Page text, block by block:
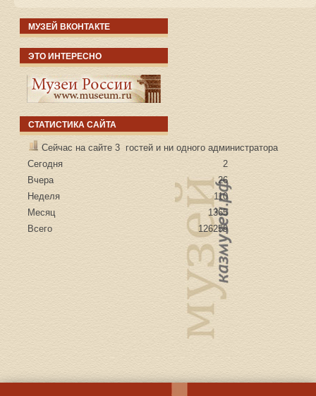
МУЗЕЙ ВКОНТАКТЕ
ЭТО ИНТЕРЕСНО
СТАТИСТИКА САЙТА
Сейчас на сайте 3 гостей и ни одного администратора
Сегодня
2
Вчера
26
Неделя
110
Месяц
1365
Всего
126259